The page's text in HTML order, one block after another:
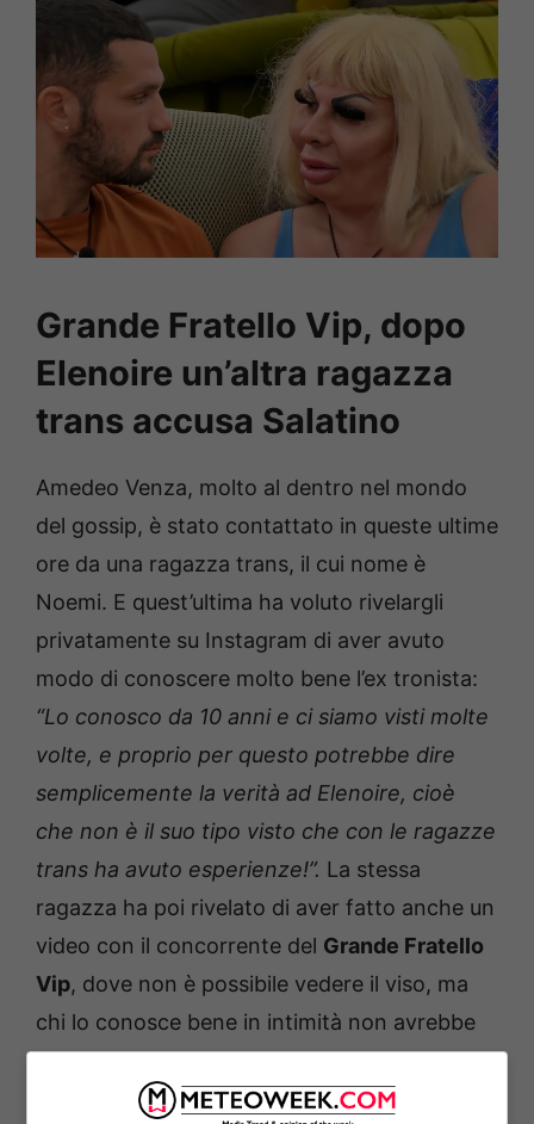
Grande Fratello Vip, dopo
Elenoire un’altra ragazza
trans accusa Salatino
Amedeo Venza, molto al dentro nel mondo
del gossip, è stato contattato in queste ultime
ore da una ragazza trans, il cui nome è
Noemi. E quest’ultima ha voluto rivelargli
privatamente su Instagram di aver avuto
modo di conoscere molto bene l’ex tronista:
“Lo conosco da 10 anni e ci siamo visti molte
volte, e proprio per questo potrebbe dire
semplicemente la verità ad Elenoire, cioè
che non è il suo tipo visto che con le ragazze
trans ha avuto esperienze!”. La stessa
ragazza ha poi rivelato di aver fatto anche un
video con il concorrente del Grande Fratello
Vip, dove non è possibile vedere il viso, ma
chi lo conosce bene in intimità non avrebbe
alcun problema ad identificarlo:“Qualche
anno fa facemmo un video, purtroppo il volto